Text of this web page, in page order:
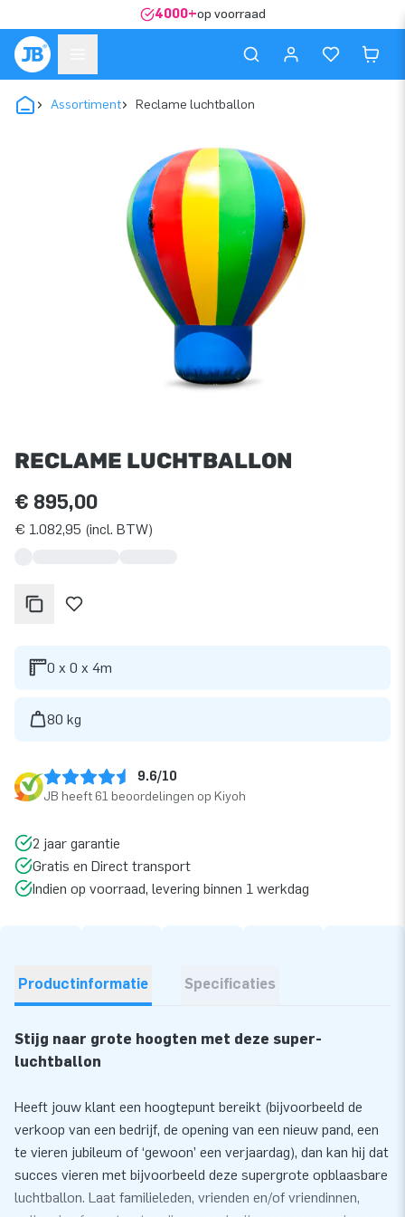
4000+op voorraad
Assortiment Reclame luchtballon
RECLAME LUCHTBALLON
€ 895,00
€ 1.082,95 (incl. BTW)
0 x 0 x 4m
80 kg
9.6/10
JB heeft 61 beoordelingen op Kiyoh
2 jaar garantie
Gratis en Direct transport
Indien op voorraad, levering binnen 1 werkdag
Productinformatie Specificaties
Stijg naar grote hoogten met deze super-
luchtballon
Heeft jouw klant een hoogtepunt bereikt (bijvoorbeeld de
verkoop van een bedrijf, de opening van een nieuw pand, een
te vieren jubileum of ‘gewoon’ een verjaardag), dan kan hij dat
succes vieren met bijvoorbeeld deze supergrote opblaasbare
luchtballon. Laat familieleden, vrienden en/of vriendinnen,